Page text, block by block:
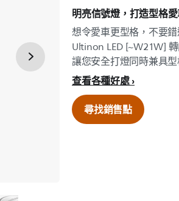
明亮信號燈，打造型格愛
想令愛車更型格，不要
Ultinon LED [~W21W]
讓您安全打燈同時兼具型
查看各種好處
尋找銷售點